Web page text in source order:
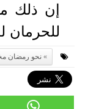
إن ذلك
للحرمان
نحو رمضان